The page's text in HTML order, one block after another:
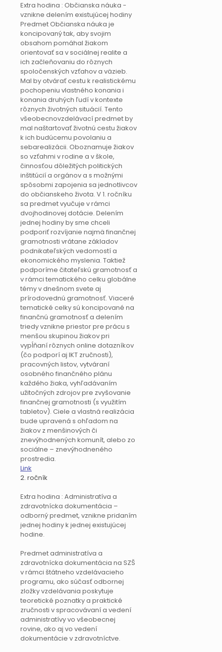
Extra hodina : Občianska náuka -
vznikne delením existujúcej hodiny
Predmet Občianska náuka je
koncipovaný tak, aby svojim
obsahom pomáhal žiakom
orientovať sa v sociálnej realite a
ich začleňovaniu do rôznych
spoločenských vzťahov a väzieb.
Mal by otvárať cestu k realistickému
pochopeniu vlastného konania i
konania druhých ľudí v kontexte
rôznych životných situácií. Tento
všeobecnovzdelávací predmet by
mal naštartovať životnú cestu žiakov
k ich budúcemu povolaniu a
sebarealizácii. Oboznamuje žiakov
so vzťahmi v rodine a v škole,
činnosťou dôležitých politických
inštitúcií a orgánov a s možnými
spôsobmi zapojenia sa jednotlivcov
do občianskeho života. V 1. ročníku
sa predmet vyučuje v rámci
dvojhodinovej dotácie. Delením
jednej hodiny by sme chceli
podporiť rozvíjanie najmä finančnej
gramotnosti vrátane základov
podnikateľských vedomostí a
ekonomického myslenia. Taktiež
podporíme čitateľskú gramotnosť a
v rámci tematického celku globálne
témy v dnešnom svete aj
prírodovednú gramotnosť. Viaceré
tematické celky sú koncipované na
finančnú gramotnosť a delením
triedy vznikne priestor pre prácu s
menšou skupinou žiakov pri
vypĺňaní rôznych online dotazníkov
(čo podporí aj IKT zručnosti),
pracovných listov, vytváraní
osobného finančného plánu
každého žiaka, vyhľadávaním
užitočných zdrojov pre zvyšovanie
finančnej gramotnosti (s využitím
tabletov). Ciele a vlastná realizácia
bude upravená s ohľadom na
žiakov z menšinových či
znevýhodnených komunít, alebo zo
sociálne – znevýhodneného
prostredia.
Link
2. ročník
Extra hodina : Administratíva a
zdravotnícka dokumentácia –
odborný predmet, vznikne pridaním
jednej hodiny k jednej existujúcej
hodine.
Predmet administratíva a
zdravotnícka dokumentácia na SZŠ
v rámci štátneho vzdelávacieho
programu, ako súčasť odbornej
zložky vzdelávania poskytuje
teoretické poznatky a praktické
zručnosti v spracovávaní a vedení
administratívy vo všeobecnej
rovine, ako aj vo vedení
dokumentácie v zdravotníctve.